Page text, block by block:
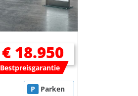
€ 18.950
Bestpreisgarantie
P Parken